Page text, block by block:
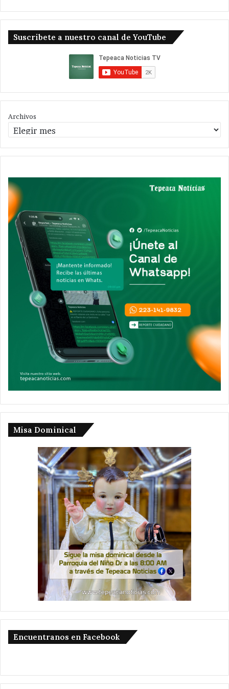
Suscribete a nuestro canal de YouTube
Archivos
Misa Dominical
Encuentranos en Facebook